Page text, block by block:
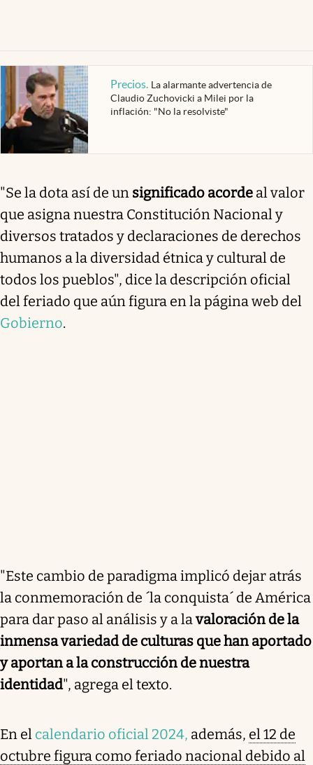
Precios. La alarmante advertencia de
Claudio Zuchovicki a Milei por la
inflación: "No la resolviste"
"Se la dota así de un significado acorde al valor
que asigna nuestra Constitución Nacional y
diversos tratados y declaraciones de derechos
humanos a la diversidad étnica y cultural de
todos los pueblos", dice la descripción oficial
del feriado que aún figura en la página web del
Gobierno.
"Este cambio de paradigma implicó dejar atrás
la conmemoración de ´la conquista´ de América
para dar paso al análisis y a lavaloración de la
inmensa variedad de culturas que han aportado
y aportan a la construcción de nuestra
identidad", agrega el texto.
En el calendario oficial 2024, además, el 12 de
octubre figura como feriado nacional debido al